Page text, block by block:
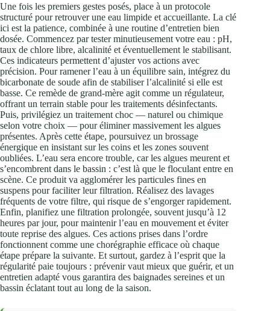
Une fois les premiers gestes posés, place à un protocole
structuré pour retrouver une eau limpide et accueillante. La clé
ici est la patience, combinée à une routine d’entretien bien
dosée. Commencez par tester minutieusement votre eau : pH,
taux de chlore libre, alcalinité et éventuellement le stabilisant.
Ces indicateurs permettent d’ajuster vos actions avec
précision. Pour ramener l’eau à un équilibre sain, intégrez du
bicarbonate de soude afin de stabiliser l’alcalinité si elle est
basse. Ce remède de grand-mère agit comme un régulateur,
offrant un terrain stable pour les traitements désinfectants.
Puis, privilégiez un traitement choc — naturel ou chimique
selon votre choix — pour éliminer massivement les algues
présentes. Après cette étape, poursuivez un brossage
énergique en insistant sur les coins et les zones souvent
oubliées. L’eau sera encore trouble, car les algues meurent et
s’encombrent dans le bassin : c’est là que le floculant entre en
scène. Ce produit va agglomérer les particules fines en
suspens pour faciliter leur filtration. Réalisez des lavages
fréquents de votre filtre, qui risque de s’engorger rapidement.
Enfin, planifiez une filtration prolongée, souvent jusqu’à 12
heures par jour, pour maintenir l’eau en mouvement et éviter
toute reprise des algues. Ces actions prises dans l’ordre
fonctionnent comme une chorégraphie efficace où chaque
étape prépare la suivante. Et surtout, gardez à l’esprit que la
régularité paie toujours : prévenir vaut mieux que guérir, et un
entretien adapté vous garantira des baignades sereines et un
bassin éclatant tout au long de la saison.